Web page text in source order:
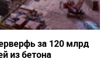
за 120 млрд
из бетона